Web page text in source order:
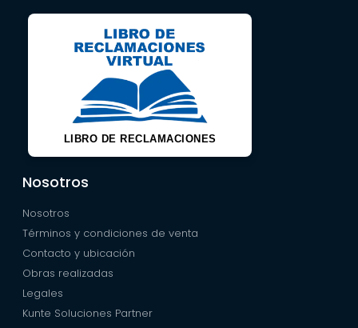
LIBRO DE RECLAMACIONES
Nosotros
Nosotros
Términos y condiciones de venta
Contacto y ubicación
Obras realizadas
Legales
Kunte Soluciones Partner